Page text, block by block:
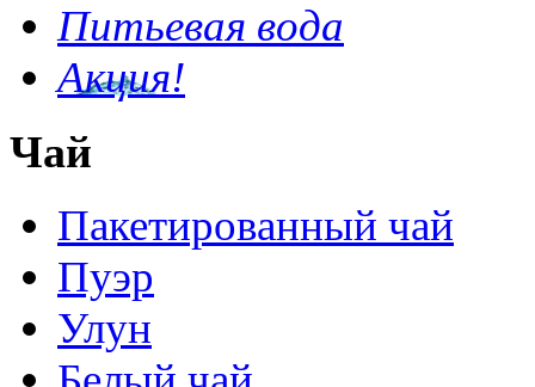
Питьевая вода
Акция!
Чай
Пакетированный чай
Пуэр
Улун